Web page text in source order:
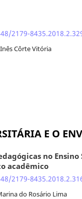
2179-
Côrte Vitória
E O
no
acadêmico
2179-
do Rosário Lima